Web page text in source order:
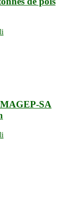
SA